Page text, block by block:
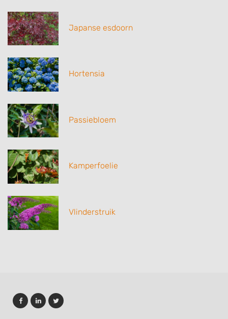
Japanse esdoorn
Hortensia
Passiebloem
Kamperfoelie
Vlinderstruik